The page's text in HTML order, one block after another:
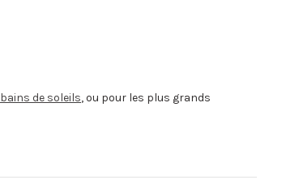
bains de soleils, ou pour les plus grands